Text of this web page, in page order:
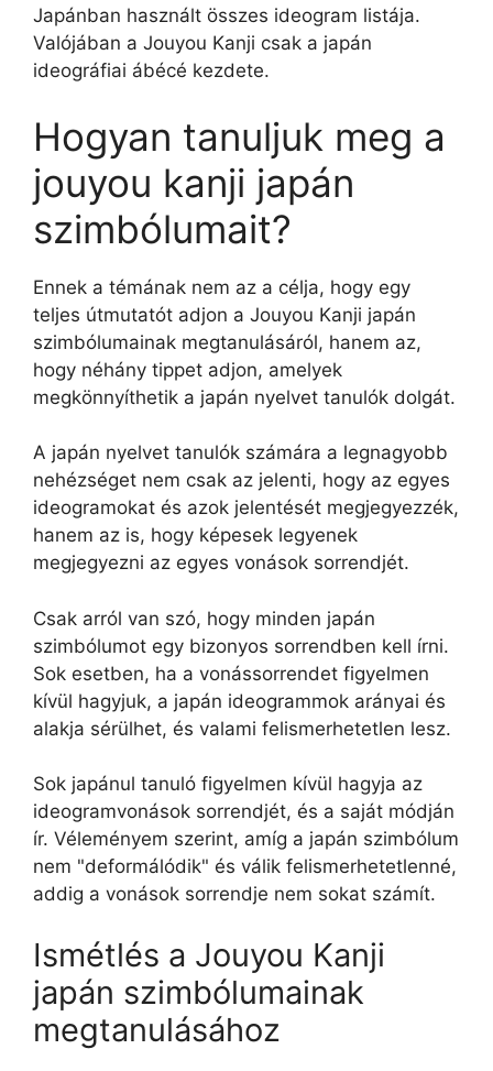
Japánban használt összes ideogram listája.
Valójában a Jouyou Kanji csak a japán
ideográfiai ábécé kezdete.
Hogyan tanuljuk meg a
jouyou kanji japán
szimbólumait?
Ennek a témának nem az a célja, hogy egy
teljes útmutatót adjon a Jouyou Kanji japán
szimbólumainak megtanulásáról, hanem az,
hogy néhány tippet adjon, amelyek
megkönnyíthetik a japán nyelvet tanulók dolgát.
A japán nyelvet tanulók számára a legnagyobb
nehézséget nem csak az jelenti, hogy az egyes
ideogramokat és azok jelentését megjegyezzék,
hanem az is, hogy képesek legyenek
megjegyezni az egyes vonások sorrendjét.
Csak arról van szó, hogy minden japán
szimbólumot egy bizonyos sorrendben kell írni.
Sok esetben, ha a vonássorrendet figyelmen
kívül hagyjuk, a japán ideogrammok arányai és
alakja sérülhet, és valami felismerhetetlen lesz.
Sok japánul tanuló figyelmen kívül hagyja az
ideogramvonások sorrendjét, és a saját módján
ír. Véleményem szerint, amíg a japán szimbólum
nem "deformálódik" és válik felismerhetetlenné,
addig a vonások sorrendje nem sokat számít.
Ismétlés a Jouyou Kanji
japán szimbólumainak
megtanulásához